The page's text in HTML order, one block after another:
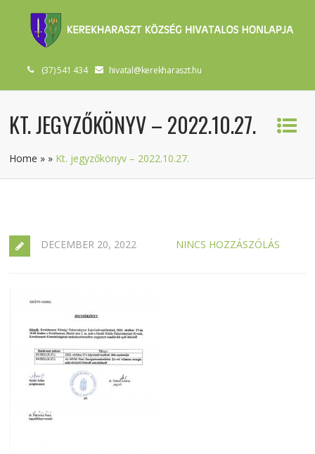
(37) 541 434 hivatal@kerekharaszt.hu
KT. JEGYZŐKÖNYV – 2022.10.27.
Home » » Kt. jegyzőkönyv – 2022.10.27.
DECEMBER 20, 2022 NINCS HOZZÁSZÓLÁS